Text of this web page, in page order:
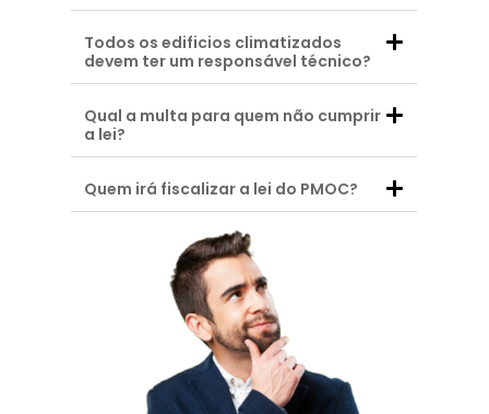
Todos os edificios climatizados
devem ter um responsável técnico?
Qual a multa para quem não cumprir
a lei?
Quem irá fiscalizar a lei do PMOC?